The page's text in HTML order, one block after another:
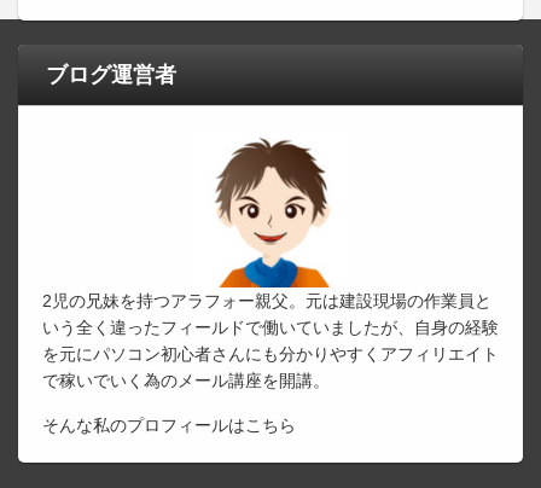
ブログ運営者
2児の兄妹を持つアラフォー親父。元は建設現場の作業員と
いう全く違ったフィールドで働いていましたが、自身の経験
を元にパソコン初心者さんにも分かりやすくアフィリエイト
で稼いでいく為のメール講座を開講。
そんな私のプロフィールはこちら